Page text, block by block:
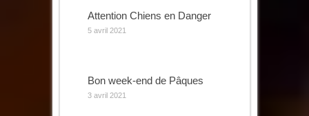
Attention Chiens en Danger
5 avril 2021
Bon week-end de Pâques
3 avril 2021